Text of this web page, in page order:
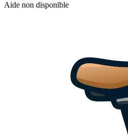
Aide non disponible